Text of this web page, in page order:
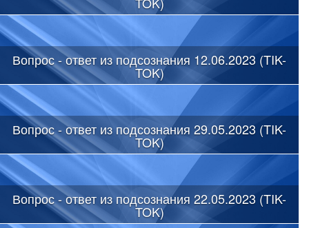
Вопрос - ответ из подсознания 12.06.2023 (TIK-
TOK)
Вопрос - ответ из подсознания 29.05.2023 (TIK-
TOK)
Вопрос - ответ из подсознания 22.05.2023 (TIK-
TOK)